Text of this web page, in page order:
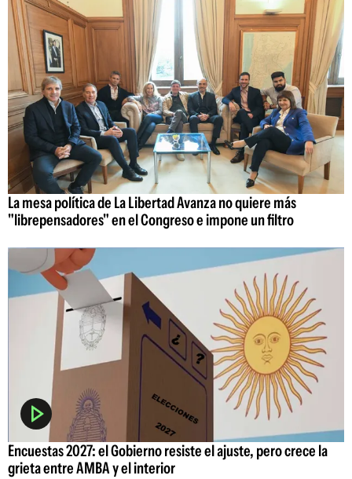
La mesa política de La Libertad Avanza no quiere más
"librepensadores" en el Congreso e impone un filtro
Encuestas 2027: el Gobierno resiste el ajuste, pero crece la
grieta entre AMBA y el interior